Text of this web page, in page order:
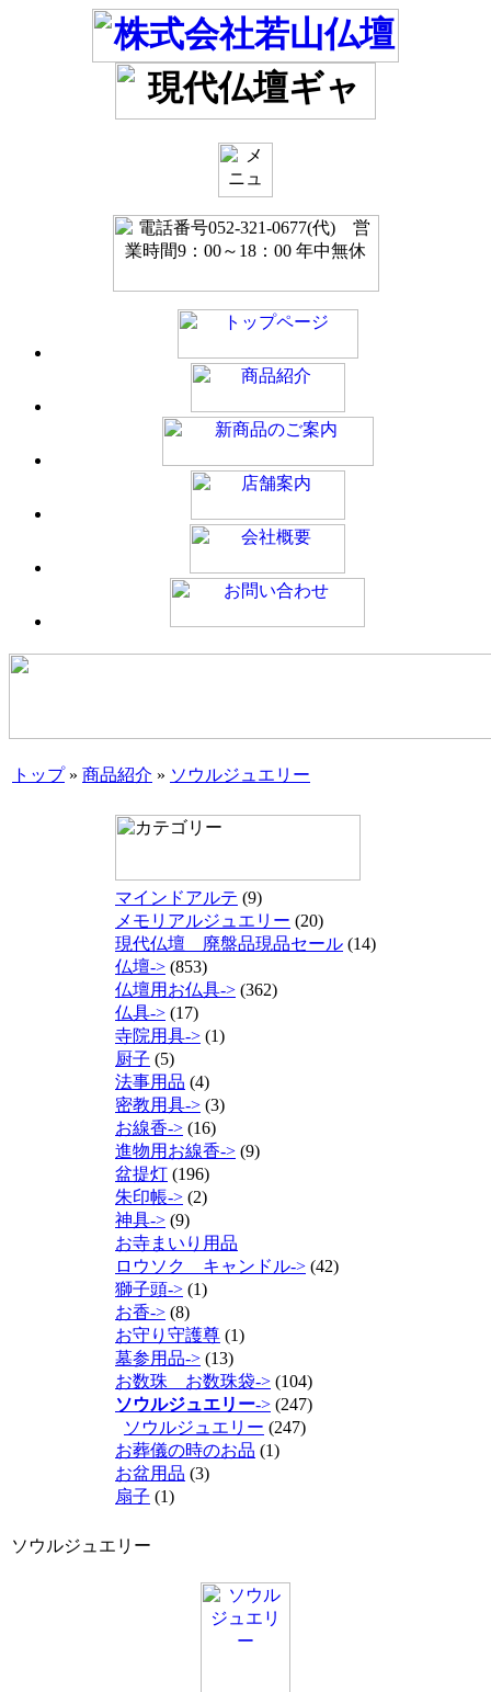
トップ» 商品紹介 » ソウルジュエリー
マインドアルテ (9)
メモリアルジュエリー (20)
現代仏壇 廃盤品現品セール (14)
仏壇-> (853)
仏壇用お仏具-> (362)
仏具-> (17)
寺院用具-> (1)
厨子 (5)
法事用品 (4)
密教用具-> (3)
お線香-> (16)
進物用お線香-> (9)
盆提灯 (196)
朱印帳-> (2)
神具-> (9)
お寺まいり用品
ロウソク キャンドル-> (42)
獅子頭-> (1)
お香-> (8)
お守り守護尊 (1)
墓参用品-> (13)
お数珠 お数珠袋-> (104)
ソウルジュエリー-> (247)
ソウルジュエリー (247)
お葬儀の時のお品 (1)
お盆用品 (3)
扇子 (1)
ソウルジュエリー